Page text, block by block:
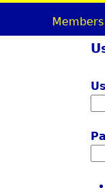
M
Members